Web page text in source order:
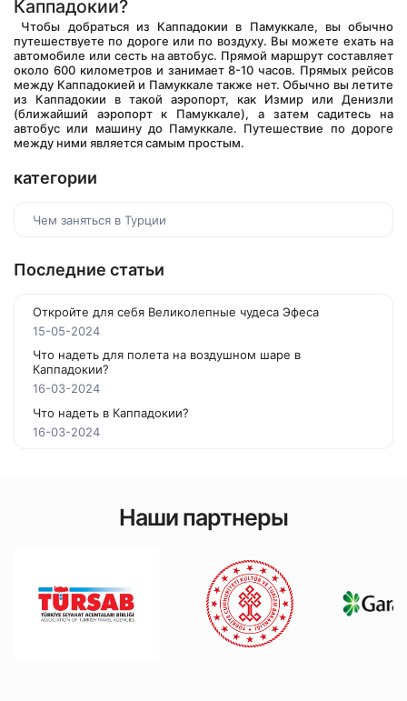
Каппадокии?
путешествуете по дороге или по воздуху. Вы можете ехать на
автомобиле или сесть на автобус. Прямой маршрут составляет
около 600 километров и занимает 8-10 часов. Прямых рейсов
между Каппадокией и Памуккале также нет. Обычно вы летите
из Каппадокии в такой аэропорт, как Измир или Денизли
(ближайший аэропорт к Памуккале), а затем садитесь на
автобус или машину до Памуккале. Путешествие по дороге
между ними является самым простым.
категории
Чем заняться в Турции
Последние статьи
Откройте для себя Великолепные чудеса Эфеса
15-05-2024
Что надеть для полета на воздушном шаре в
Каппадокии?
16-03-2024
Что надеть в Каппадокии?
16-03-2024
Наши партнеры